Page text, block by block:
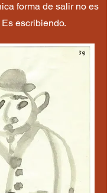
forma de salir no es
escribiendo.